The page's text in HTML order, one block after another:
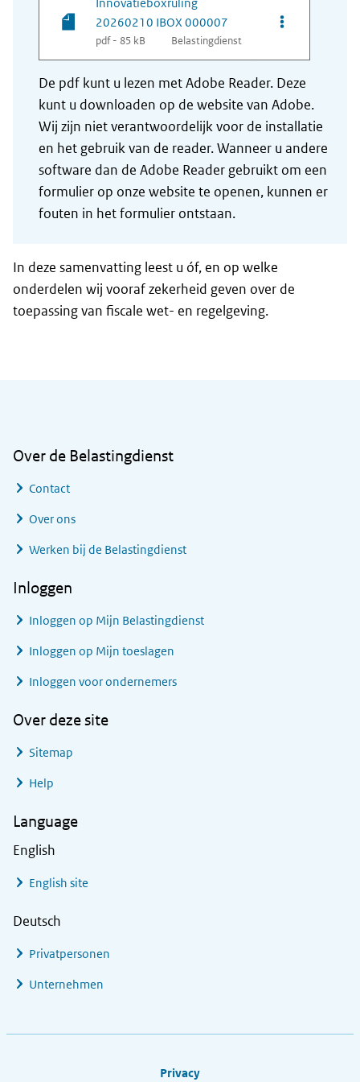
20260210 IBOX 000007
pdf - 85 kB Belastingdienst
Opties van
De pdf kunt u lezen met Adobe Reader. Deze
kunt u downloaden op de website van Adobe.
Wij zijn niet verantwoordelijk voor de installatie
en het gebruik van de reader. Wanneer u andere
software dan de Adobe Reader gebruikt om een
formulier op onze website te openen, kunnen er
fouten in het formulier ontstaan.
In deze samenvatting leest u óf, en op welke
onderdelen wij vooraf zekerheid geven over de
toepassing van fiscale wet- en regelgeving.
Over de Belastingdienst
Contact
Over ons
Werken bij de Belastingdienst
Inloggen
Inloggen op Mijn Belastingdienst
Inloggen op Mijn toeslagen
Inloggen voor ondernemers
Over deze site
Sitemap
Help
Language
English
English site
Deutsch
Privatpersonen
Unternehmen
Privacy